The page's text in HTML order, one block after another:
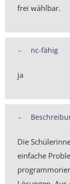
frei wählbar.
nc-fähig
ja
Die
einfache